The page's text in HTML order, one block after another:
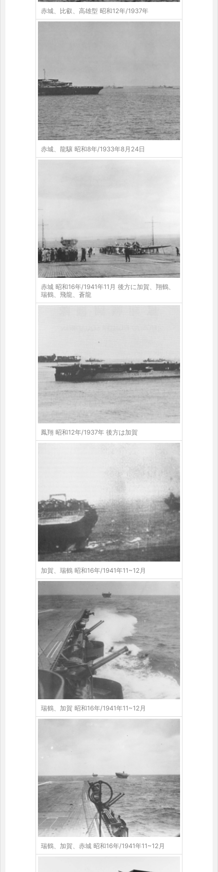
赤城、比叡、高雄型 昭和12年/1937年
赤城、龍驤 昭和8年/1933年8月24日
赤城 昭和16年/1941年11月 後方に加賀、翔鶴、
瑞鶴、飛龍、蒼龍
鳳翔 昭和12年/1937年 後方は加賀
加賀、瑞鶴 昭和16年/1941年11~12月
瑞鶴、加賀 昭和16年/1941年11~12月
瑞鶴、加賀、赤城 昭和16年/1941年11~12月